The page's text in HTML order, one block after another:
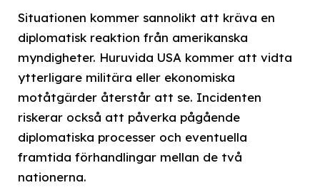
Situationen kommer sannolikt att kräva en
diplomatisk reaktion från amerikanska
myndigheter. Huruvida USA kommer att vidta
ytterligare militära eller ekonomiska
motåtgärder återstår att se. Incidenten
riskerar också att påverka pågående
diplomatiska processer och eventuella
framtida förhandlingar mellan de två
nationerna.